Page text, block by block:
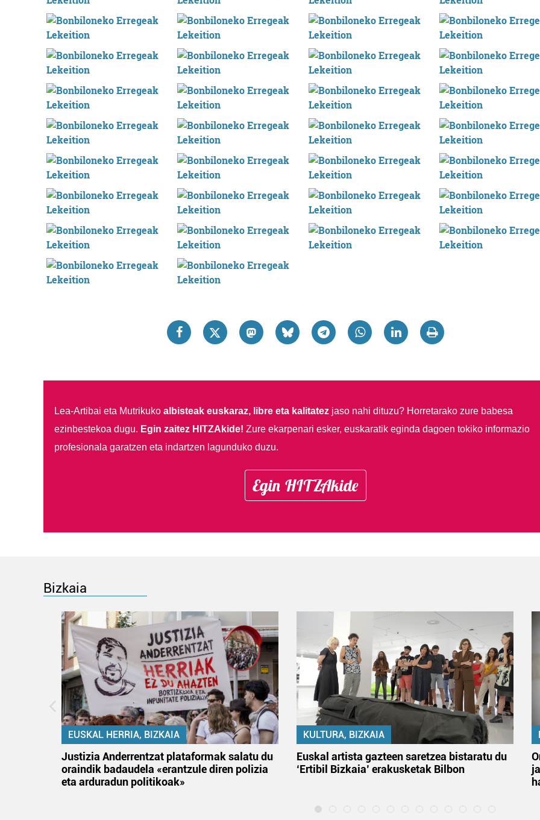
Lea-Artibai eta Mutrikuko albisteak euskaraz, libre eta kalitatezjaso nahi dituzu? Horretarako zure babesa
ezinbestekoa dugu. Egin zaitez HITZAkide! Zure ekarpenari esker, euskaratik eginda dagoen tokiko informazio
profesionala garatzen eta indartzen lagunduko duzu.
Egin HITZAkide
Bizkaia
EUSKAL HERRIA, BIZKAIA
Justizia Anderrentzat plataformak salatu du
oraindik badaudela «erantzule diren polizia
eta arduradun politikoak»
KULTURA, BIZKAIA
Euskal artista gazteen saretzea bistaratu du
‘Ertibil Bizkaia’ erakusketak Bilbon